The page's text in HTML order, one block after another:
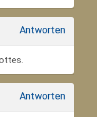
Antworten
Antworten